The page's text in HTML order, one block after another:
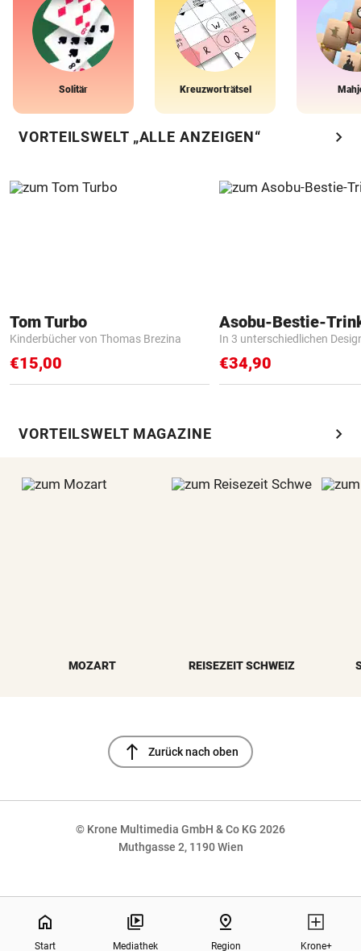
Solitär Kreuzworträtsel
VORTEILSWELT „ALLE ANZEIGEN“ chevron_right
Tom Turbo
Kinderbücher von Thomas Brezina
€15,00
Asobu-Bestie-
In 3 unterschiedlichen
€34,90
VORTEILSWELT MAGAZINE chevron_right
MOZART REISEZEIT SCHWEIZ
north Zurück nach oben
© Krone Multimedia GmbH & Co KG 2026
Muthgasse 2, 1190 Wien
home
Start Mediathek
pin_drop
Region Krone+
NaN%